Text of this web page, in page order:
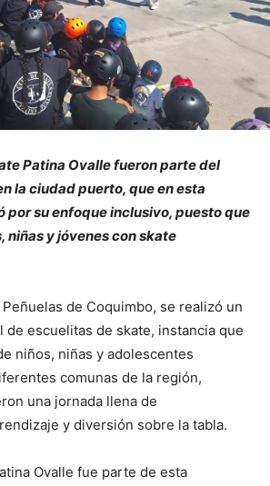
Patina Ovalle fueron parte del
la ciudad puerto, que en esta
por su enfoque inclusivo, puesto que
niñas y jóvenes con skate
de Coquimbo, se realizó un
escuelitas de skate, instancia que
niños, niñas y adolescentes
comunas de la región,
una jornada llena de
y diversión sobre la tabla.
Ovalle fue parte de esta